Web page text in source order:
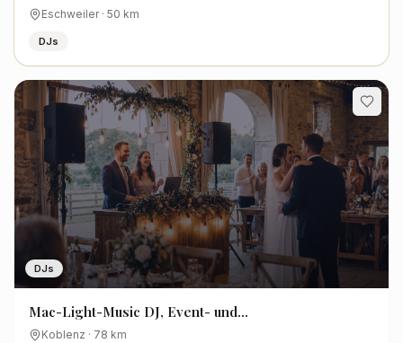
Eschweiler· 50 km
DJs
DJs
Mac-Light-Music DJ, Event- und
Veranstaltungstechnik
Koblenz · 78 km